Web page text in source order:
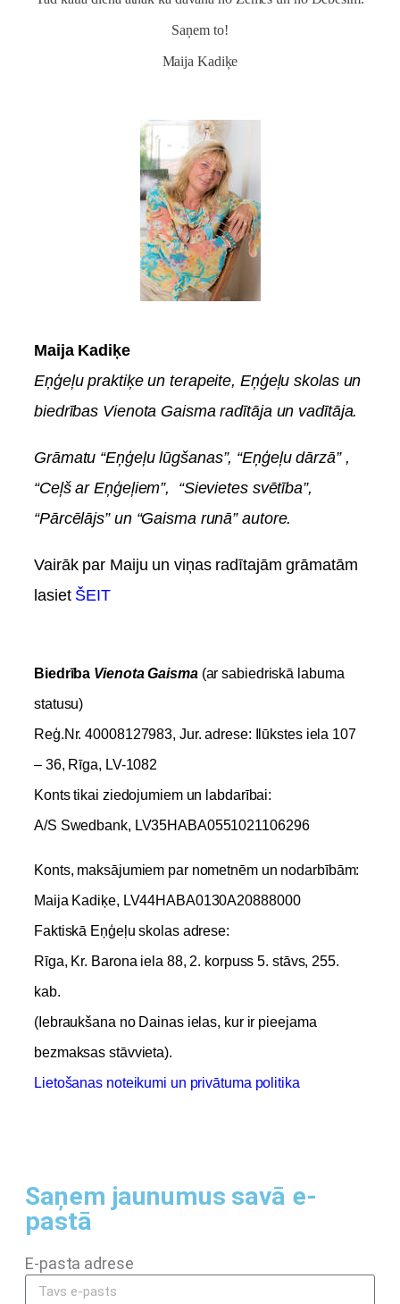
Saņem to!
Maija Kadiķe
Biedrība Vienota Gaisma(ar sabiedriskā labuma
statusu)
Reģ.Nr. 40008127983, Jur. adrese: Ilūkstes iela 107
– 36, Rīga, LV-1082
Konts tikai ziedojumiem un labdarībai:
A/S Swedbank, LV35HABA0551021106296
Konts, maksājumiem par nometnēm un nodarbībām:
Maija Kadiķe, LV44HABA0130A20888000
Faktiskā Eņģeļu skolas adrese:
Rīga, Kr. Barona iela 88, 2. korpuss 5. stāvs, 255.
kab.
(Iebraukšana no Dainas ielas, kur ir pieejama
bezmaksas stāvvieta).
Lietošanas noteikumi un privātuma politika
Maija Kadiķe
Eņģeļu praktiķe un terapeite, Eņģeļu skolas un
biedrības Vienota Gaisma radītāja un vadītāja.
Grāmatu “Eņģeļu lūgšanas”, “Eņģeļu dārzā” ,
“Ceļš ar Eņģeļiem”, “Sievietes svētība”,
“Pārcēlājs” un “Gaisma runā” autore.
Vairāk par Maiju un viņas radītajām grāmatām
lasiet ŠEIT
Saņem jaunumus savā e-
pastā
E-pasta adrese